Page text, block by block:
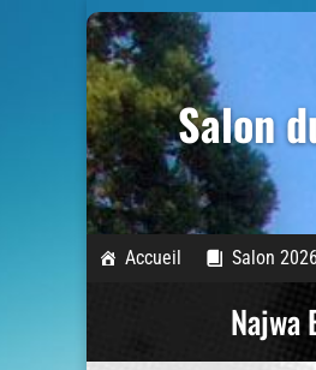
Salon
Accueil Salon 2026
Najwa